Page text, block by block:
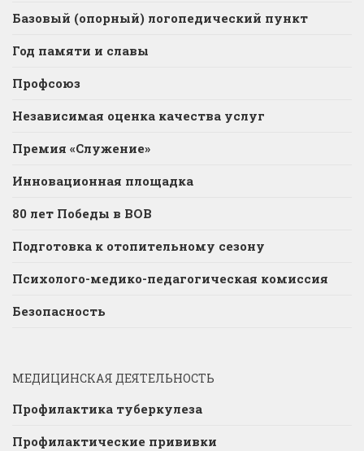
Базовый (опорный) логопедический пункт
Год памяти и славы
Профсоюз
Независимая оценка качества услуг
Премия «Служение»
Инновационная площадка
80 лет Победы в ВОВ
Подготовка к отопительному сезону
Психолого-медико-педагогическая комиссия
Безопасность
МЕДИЦИНСКАЯ ДЕЯТЕЛЬНОСТЬ
Профилактика туберкулеза
Профилактические прививки